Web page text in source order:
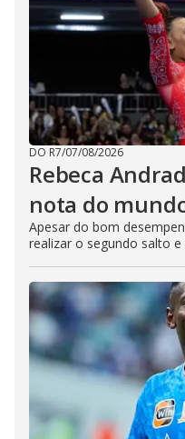
DO R7/07/08/2026
Rebeca
nota do
Apesar do bom
realizar o segundo salto